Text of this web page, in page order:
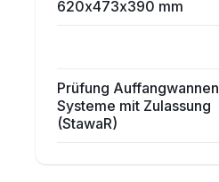
620x473x390 mm
Prüfung Auffangwannen
Systeme mit Zulassung
(StawaR)